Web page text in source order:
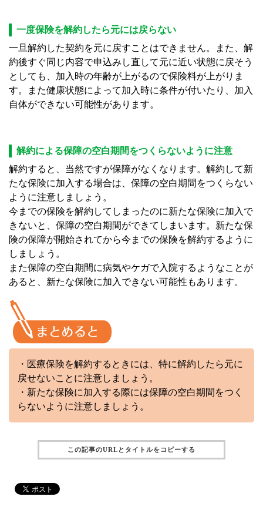
一度保険を解約したら元には戻らない
一旦解約した契約を元に戻すことはできません。また、解
約後すぐ同じ内容で申込みし直して元に近い状態に戻そう
としても、加入時の年齢が上がるので保険料が上がりま
す。また健康状態によって加入時に条件が付いたり、加入
自体ができない可能性があります。
解約による保障の空白期間をつくらないように注意
解約すると、当然ですが保障がなくなります。解約して新
たな保険に加入する場合は、保障の空白期間をつくらない
ように注意しましょう。
今までの保険を解約してしまったのに新たな保険に加入で
きないと、保障の空白期間ができてしまいます。新たな保
険の保障が開始されてから今までの保険を解約するように
しましょう。
また保障の空白期間に病気やケガで入院するようなことが
あると、新たな保険に加入できない可能性もあります。
・医療保険を解約するときには、特に解約したら元に
戻せないことに注意しましょう。
・新たな保険に加入する際には保障の空白期間をつく
らないように注意しましょう。
この記事のURLとタイトルをコピーする